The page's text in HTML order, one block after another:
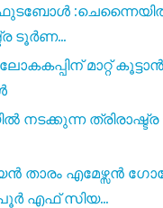
:ചെന്നൈയിൽ
ടൂർണ...
മാറ്റ്
നടക്കുന്ന ത്രിരാഷ്ട്ര
താരം എമേഴ്സൻ
എഫ് സിയ...